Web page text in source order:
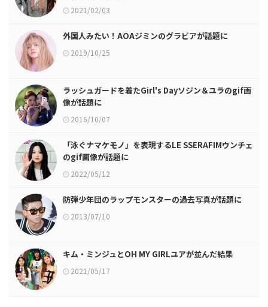
2021/02/03
外国人みたい！AOAジミンのグラビアが話題に
2019/10/25
ラッシュガードを着たGirl's Dayソジン＆ユラのgif画
像が話題に
2016/10/07
「泳ぐナマケモノ」を表現するLE SSERAFIMウンチェ
のgif画像が話題に
2022/05/12
防弾少年団のラップモンスターの過去写真が話題に
2013/07/10
キム・ミンジュとOH MY GIRLユアが並んだ結果
2021/05/17